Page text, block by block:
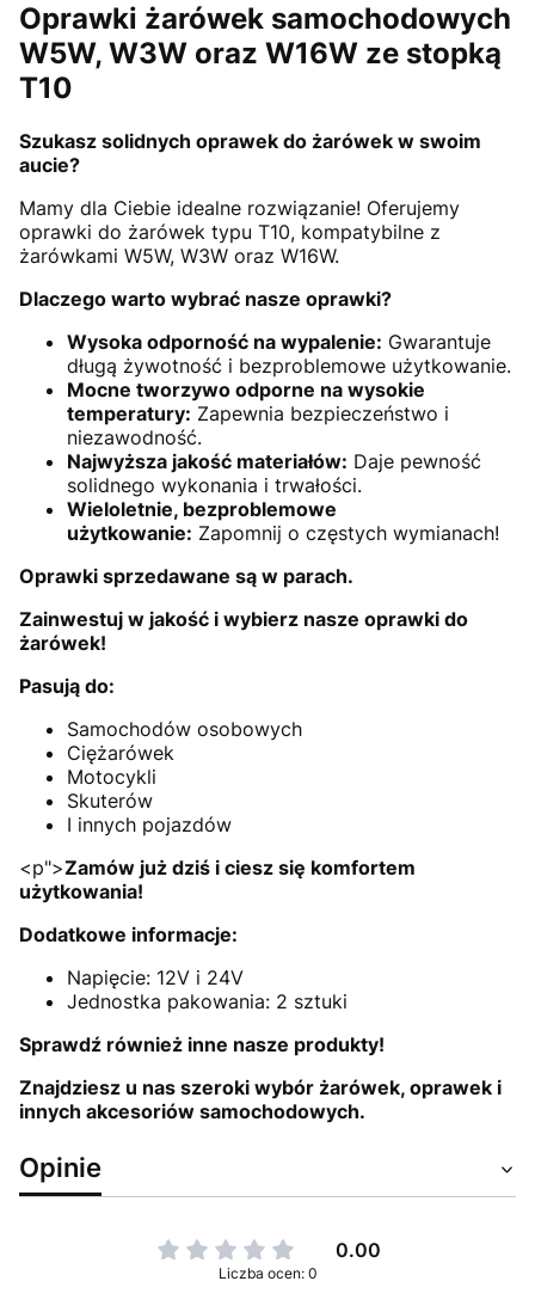
Oprawki żarówek samochodowych
W5W, W3W oraz W16W ze stopką
T10
Szukasz solidnych oprawek do żarówek w swoim
aucie?
Mamy dla Ciebie idealne rozwiązanie! Oferujemy
oprawki do żarówek typu T10, kompatybilne z
żarówkami W5W, W3W oraz W16W.
Dlaczego warto wybrać nasze oprawki?
Wysoka odporność na wypalenie: Gwarantuje
długą żywotność i bezproblemowe użytkowanie.
Mocne tworzywo odporne na wysokie
temperatury: Zapewnia bezpieczeństwo i
niezawodność.
Najwyższa jakość materiałów: Daje pewność
solidnego wykonania i trwałości.
Wieloletnie, bezproblemowe
użytkowanie: Zapomnij o częstych wymianach!
Oprawki sprzedawane są w parach.
Zainwestuj w jakość i wybierz nasze oprawki do
żarówek!
Pasują do:
Samochodów osobowych
Ciężarówek
Motocykli
Skuterów
I innych pojazdów
<p">Zamów już dziś i ciesz się komfortem
użytkowania!
Dodatkowe informacje:
Napięcie: 12V i 24V
Jednostka pakowania: 2 sztuki
Sprawdź również inne nasze produkty!
Znajdziesz u nas szeroki wybór żarówek, oprawek i
innych akcesoriów samochodowych.
Opinie
0.00
Liczba ocen: 0